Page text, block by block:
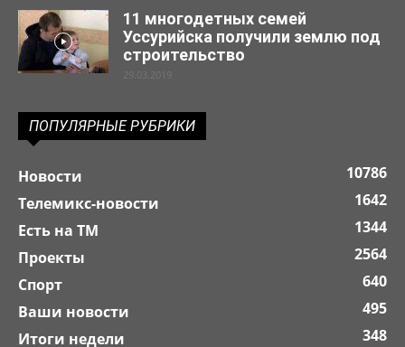
11 многодетных семей
Уссурийска получили землю под
строительство
29.03.2019
ПОПУЛЯРНЫЕ РУБРИКИ
Новости
10786
Телемикс-новости
1642
Есть на ТМ
1344
Проекты
2564
Спорт
640
Ваши новости
495
Итоги недели
348